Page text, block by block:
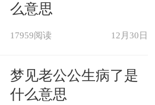
么意思
17959阅读 12月30日
梦见老公公生病了是
什么意思